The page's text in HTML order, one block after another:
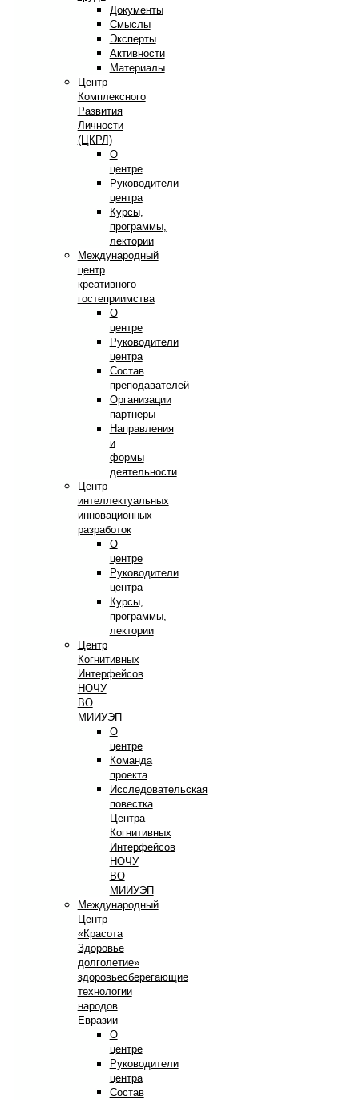
Документы
Смыслы
Эксперты
Активности
Материалы
Центр
Комплексного
Развития
Личности
(ЦКРЛ)
О
центре
Руководители
центра
Курсы,
программы,
лектории
Международный
центр
креативного
гостеприимства
О
центре
Руководители
центра
Состав
преподавателей
Организации
партнеры
Направления
и
формы
деятельности
Центр
интеллектуальных
инновационных
разработок
О
центре
Руководители
центра
Курсы,
программы,
лектории
Центр
Когнитивных
Интерфейсов
НОЧУ
ВО
МИИУЭП
О
центре
Команда
проекта
Исследовательская
повестка
Центра
Когнитивных
Интерфейсов
НОЧУ
ВО
МИИУЭП
Международный
Центр
«Красота
Здоровье
долголетие»
здоровьесберегающие
технологии
народов
Евразии
О
центре
Руководители
центра
Состав